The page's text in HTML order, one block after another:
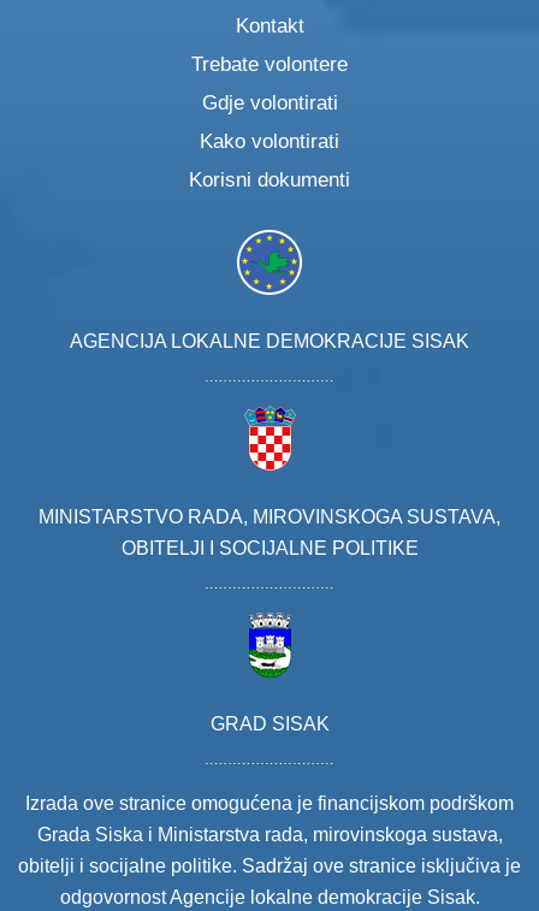
Kontakt
Trebate volontere
Gdje volontirati
Kako volontirati
Korisni dokumenti
AGENCIJA LOKALNE DEMOKRACIJE SISAK
MINISTARSTVO RADA, MIROVINSKOGA SUSTAVA,
OBITELJI I SOCIJALNE POLITIKE
GRAD SISAK
Izrada ove stranice omogućena je financijskom podrškom
Grada Siska i Ministarstva rada, mirovinskoga sustava,
obitelji i socijalne politike. Sadržaj ove stranice isključiva je
odgovornost Agencije lokalne demokracije Sisak.